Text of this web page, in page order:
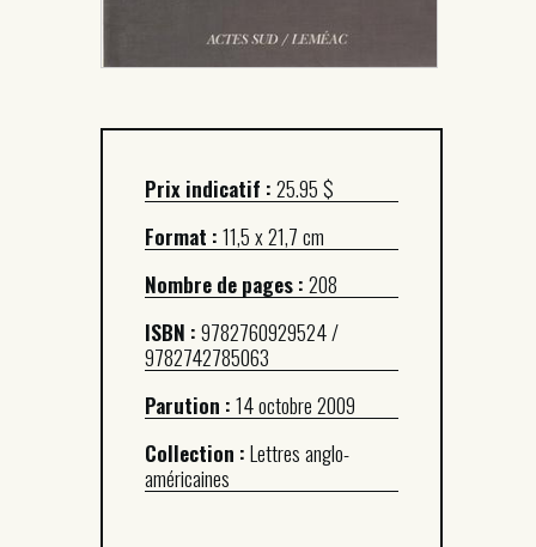
Prix indicatif :25.95 $
Format :11,5 x 21,7 cm
Nombre de pages :208
ISBN :9782760929524 /
9782742785063
Parution :14 octobre 2009
Collection :Lettres anglo-
américaines